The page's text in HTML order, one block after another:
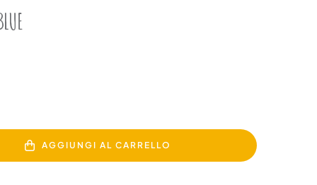
AGGIUNGI AL CARRELLO